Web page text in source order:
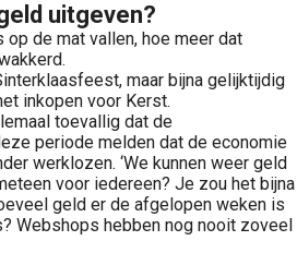
uitgeven?
de mat vallen, hoe meer dat
maar bijna gelijktijdig
inkopen voor Kerst.
toevallig dat de
periode melden dat de economie
werklozen. ‘We kunnen weer geld
voor iedereen? Je zou het bijna
geld er de afgelopen weken is
Webshops hebben nog nooit zoveel